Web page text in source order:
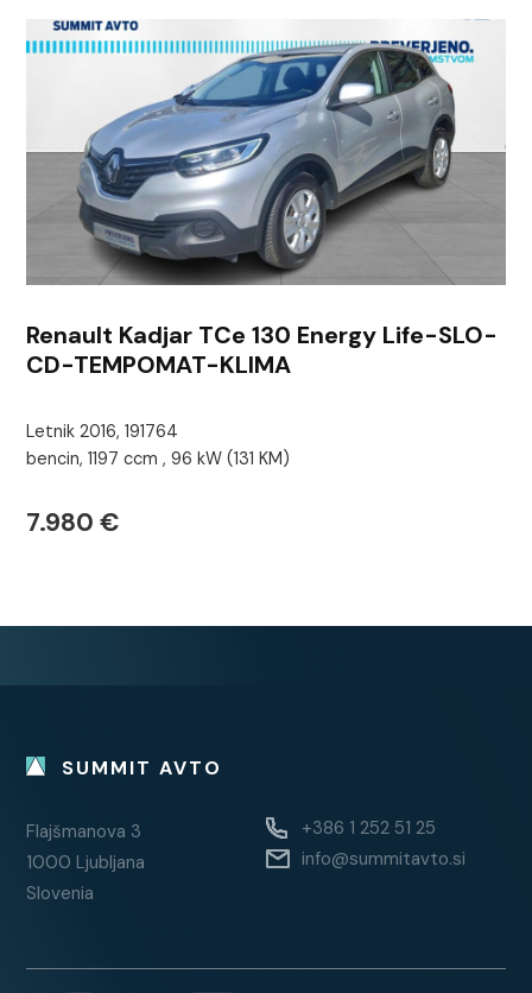
Renault Kadjar TCe 130 Energy Life-SLO-
CD-TEMPOMAT-KLIMA
Letnik 2016, 191764
bencin, 1197 ccm , 96 kW (131 KM)
7.980 €
SUMMIT AVTO
Flajšmanova 3
1000 Ljubljana
Slovenia
+386 1 252 51 25
info@summitavto.si